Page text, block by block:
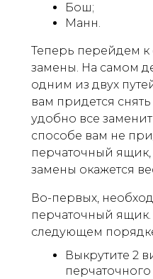
Бош;
Манн.
Теперь перейдем
замены. На самом
одним из двух
вам придется
удобно все
способе вам не
перчаточный ящик,
замены окажется
Во-первых,
перчаточный ящик.
следующем
Выкрутите 2